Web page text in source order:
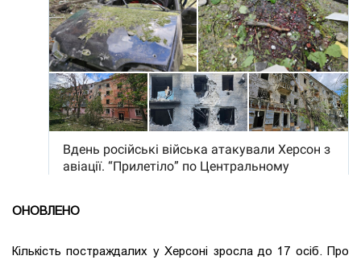
ОНОВЛЕНО
Кількість постраждалих у Херсоні зросла до 17 осіб. Про